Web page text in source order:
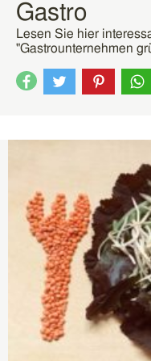
Gastro
Lesen Sie hier
"Gastrounternehmen